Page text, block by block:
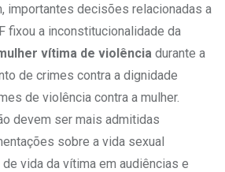
importantes decisões relacionadas a
fixou a inconstitucionalidade da
vítima de violência durante a
de crimes contra a dignidade
de violência contra a mulher.
devem ser mais admitidas
sobre a vida sexual
vida da vítima em audiências e